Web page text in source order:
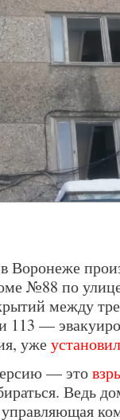
Воронеже
№88 по
между
113 —
уже
— это
Ведь